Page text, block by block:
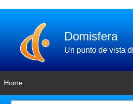
Domisfera
Un punto de vista
Home